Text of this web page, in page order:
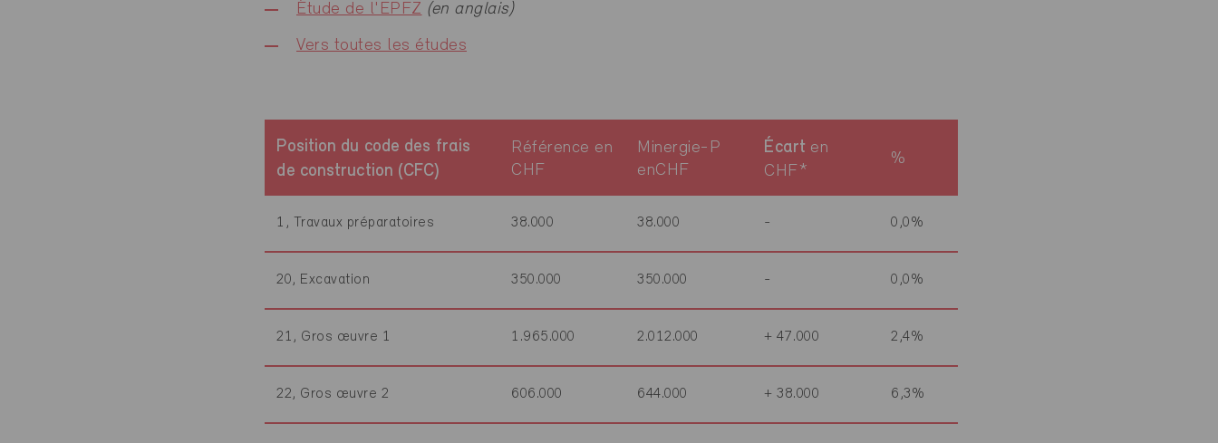
Étude de l'EPFZ (en anglais)
Vers toutes les études
Position du code des frais
de construction (CFC)
Référence en
CHF
Minergie-P
enCHF
Écart en
CHF*
%
1, Travaux préparatoires 38.000 38.000 - 0,0%
20, Excavation 350.000 350.000 - 0,0%
21, Gros œuvre 1 1.965.000 2.012.000 + 47.000 2,4%
22, Gros œuvre 2 606.000 644.000 + 38.000 6,3%